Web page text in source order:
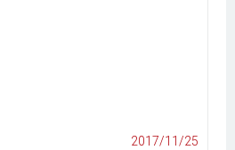
2017/11/25